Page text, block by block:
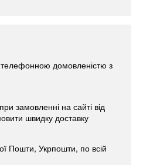
домовленістю з
замовленні на сайті від
швидку доставку
Пошти, Укрпошти, по всій